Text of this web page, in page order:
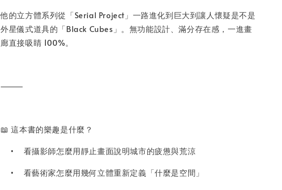
他的立方體系列從「Serial Project」一路進化到巨大到讓人懷疑是不是
外星儀式道具的「Black Cubes」。無功能設計、滿分存在感，一進畫
廊直接吸睛 100%。
⸻
📖 這本書的樂趣是什麼？
•
看攝影師怎麼用靜止畫面說明城市的疲憊與荒涼
•
看藝術家怎麼用幾何立體重新定義「什麼是空間」